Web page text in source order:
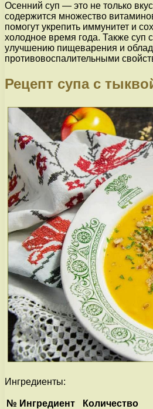
Осенний суп — это не только
содержится множество
помогут укрепить иммунитет и
холодное время года. Также суп
улучшению пищеварения и
противовоспалительными
Рецепт супа с
Ингредиенты:
№ Ингредиент Количество